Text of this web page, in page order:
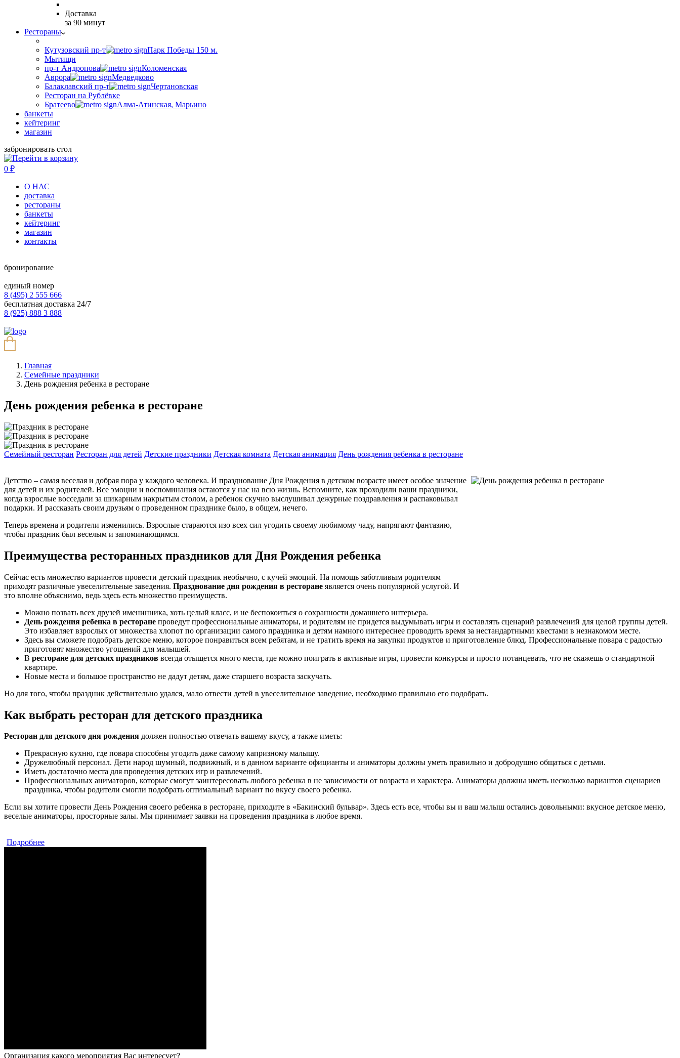
Доставка
за 90 минут
Рестораны
Кутузовский пр-т
Парк Победы 150 м.
Мытищи
пр-т Андропова
Коломенская
Аврора
Медведково
Балаклавский пр-т
Чертановская
Ресторан на Рублёвке
Братеево
Алма-Атинская, Марьино
банкеты
кейтеринг
магазин
забронировать стол
0 ₽
О НАС
доставка
рестораны
банкеты
кейтеринг
магазин
контакты
бронирование
единый номер
8 (495) 2 555 666
бесплатная доставка 24/7
8 (925) 888 3 888
Главная
Семейные праздники
День рождения ребенка в ресторане
День рождения ребенка в ресторане
Семейный ресторан Ресторан для детей Детские праздники Детская комната Детская анимация День рождения ребенка в ресторане
Детство – самая веселая и добрая пора у каждого человека. И празднование Дня Рождения в детском возрасте имеет особое значение
для детей и их родителей. Все эмоции и воспоминания остаются у нас на всю жизнь. Вспомните, как проходили ваши праздники,
когда взрослые восседали за шикарным накрытым столом, а ребенок скучно выслушивал дежурные поздравления и распаковывал
подарки. И рассказать своим друзьям о проведенном празднике было, в общем, нечего.
Теперь времена и родители изменились. Взрослые стараются изо всех сил угодить своему любимому чаду, напрягают фантазию,
чтобы праздник был веселым и запоминающимся.
Преимущества ресторанных праздников для Дня Рождения ребенка
Сейчас есть множество вариантов провести детский праздник необычно, с кучей эмоций. На помощь заботливым родителям
приходят различные увеселительные заведения. Празднование дня рождения в ресторане является очень популярной услугой. И
это вполне объяснимо, ведь здесь есть множество преимуществ.
Можно позвать всех друзей именинника, хоть целый класс, и не беспокоиться о сохранности домашнего интерьера.
День рождения ребенка в ресторане проведут профессиональные аниматоры, и родителям не придется выдумывать игры и составлять сценарий развлечений для целой группы детей.
Это избавляет взрослых от множества хлопот по организации самого праздника и детям намного интереснее проводить время за нестандартными квестами в незнакомом месте.
Здесь вы сможете подобрать детское меню, которое понравиться всем ребятам, и не тратить время на закупки продуктов и приготовление блюд. Профессиональные повара с радостью
приготовят множество угощений для малышей.
В ресторане для детских праздников всегда отыщется много места, где можно поиграть в активные игры, провести конкурсы и просто потанцевать, что не скажешь о стандартной
квартире.
Новые места и большое пространство не дадут детям, даже старшего возраста заскучать.
Но для того, чтобы праздник действительно удался, мало отвести детей в увеселительное заведение, необходимо правильно его подобрать.
Как выбрать ресторан для детского праздника
Ресторан для детского дня рождения должен полностью отвечать вашему вкусу, а также иметь:
Прекрасную кухню, где повара способны угодить даже самому капризному малышу.
Дружелюбный персонал. Дети народ шумный, подвижный, и в данном варианте официанты и аниматоры должны уметь правильно и добродушно общаться с детьми.
Иметь достаточно места для проведения детских игр и развлечений.
Профессиональных аниматоров, которые смогут заинтересовать любого ребенка в не зависимости от возраста и характера. Аниматоры должны иметь несколько вариантов сценариев
праздника, чтобы родители смогли подобрать оптимальный вариант по вкусу своего ребенка.
Если вы хотите провести День Рождения своего ребенка в ресторане, приходите в «Бакинский бульвар». Здесь есть все, чтобы вы и ваш малыш остались довольными: вкусное детское меню,
веселые аниматоры, просторные залы. Мы принимает заявки на проведения праздника в любое время.
Подробнее
Организация какого мероприятия Вас интересует?